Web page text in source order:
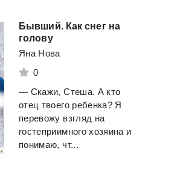
Бывший. Как снег на
голову
Яна Нова
0
— Скажи, Стеша. А кто
отец твоего ребенка? Я
перевожу взгляд на
гостеприимного хозяина и
понимаю, чт...